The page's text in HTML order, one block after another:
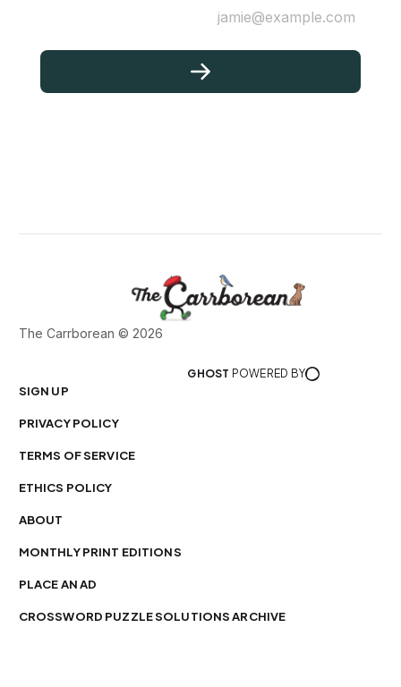
jamie@example.com
The Carrborean © 2026
POWERED BY
GHOST
SIGN UP
PRIVACY POLICY
TERMS OF SERVICE
ETHICS POLICY
ABOUT
MONTHLY PRINT EDITIONS
PLACE AN AD
CROSSWORD PUZZLE SOLUTIONS ARCHIVE